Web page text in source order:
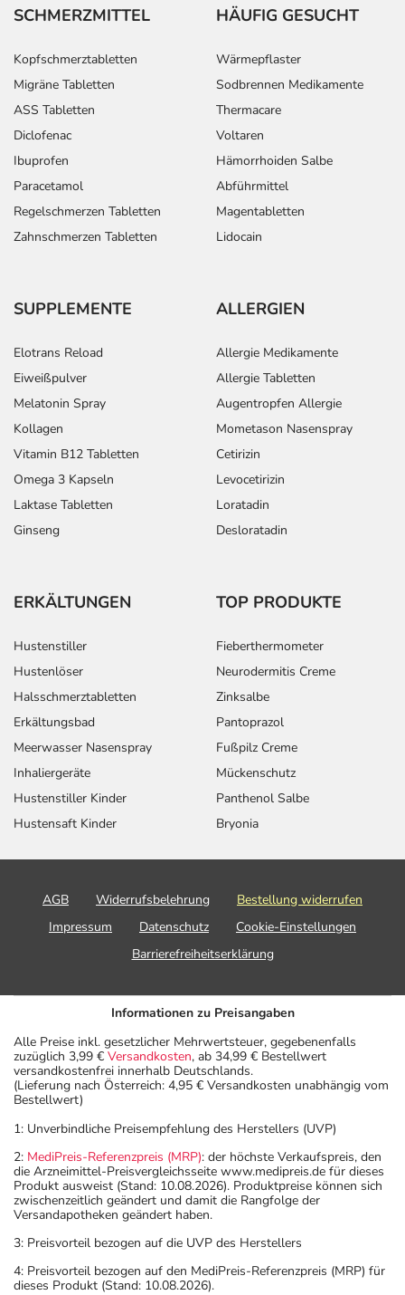
- Eiteransammlung (Abszess) unter der Haut
- Pilzinfektion
- Pilzinfektion der Schleimhaut der Speiseröhre
- Hefepilzinfektion (Candidose) der Mundschleimhaut
- Infektion der Harnwege
- Infektion der Haut
- Entzündung des Unterhautzellgewebes (Zellulitis)
- Blutvergiftung (Sepsis)
- Schock durch Blutvergiftung
- Verminderte Zahl an weißen Blutkörperchen
- Unterzuckerung (Hypoglykämie)
- Lokale Neuropathie
- Missempfindungen
- Taubheitsgefühl
- Erhöhte Berührungsempfindlichkeit
- Schwellung um die Augen
- Lidödem
- Tränende Augen
- Gefäßverengung am Herzen
- Akuter Herzanfall (akutes Koronarsyndrom)
- Brustenge (Angina pectoris)
- Verschluss der Herzkranzgefäße
- Verminderter Blutauswurf aus der Herzkammer
- Abweichendes, von der Herzkammer ausgeworfenes
Blutvolumen
- Verschluss tiefer Gefäße durch Blutpfropf (tiefe
Venenthrombose)
- Wärmegefühl
Bemerken Sie eine Befindlichkeitsstörung oder
Für die Information an dieser Stelle werden vor allem
Nebenwirkungen berücksichtigt, die bei mindestens
einem von 1.000 behandelten Patienten auftreten.
Dosierung
Art der Anwendung?
Nehmen Sie das Arzneimittel mit Flüssigkeit (z.B. 1 Glas
Wasser) ein.
Dauer der Anwendung?
Die Anwendungsdauer richtet sich nach Art der
Beschwerde und/oder Dauer der Erkrankung und wird
deshalb nur von Ihrem Arzt bestimmt.
Setzen Sie sich bei dem Verdacht auf eine Überdosierung
SCHMERZMITTEL
Kopfschmerztabletten
Migräne Tabletten
ASS Tabletten
Diclofenac
Ibuprofen
Paracetamol
Regelschmerzen Tabletten
Zahnschmerzen Tabletten
HÄUFIG GESUCHT
Wärmepflaster
Sodbrennen Medikamente
Thermacare
Voltaren
Hämorrhoiden Salbe
Abführmittel
Magentabletten
Lidocain
SUPPLEMENTE
Elotrans Reload
Eiweißpulver
Melatonin Spray
Kollagen
Vitamin B12 Tabletten
Omega 3 Kapseln
Laktase Tabletten
Ginseng
ALLERGIEN
Allergie Medikamente
Allergie Tabletten
Augentropfen Allergie
Mometason Nasenspray
Cetirizin
Levocetirizin
Loratadin
Desloratadin
ERKÄLTUNGEN
Hustenstiller
Hustenlöser
Halsschmerztabletten
Erkältungsbad
Meerwasser Nasenspray
Inhaliergeräte
Hustenstiller Kinder
Hustensaft Kinder
TOP PRODUKTE
Fieberthermometer
Neurodermitis Creme
Zinksalbe
Pantoprazol
Fußpilz Creme
Mückenschutz
Panthenol Salbe
Bryonia
AGB Widerrufsbelehrung
Bestellung widerrufen
Impressum
Datenschutz
Cookie-Einstellungen
Barrierefreiheitserklärung
Informationen zu Preisangaben
Alle Preise inkl. gesetzlicher Mehrwertsteuer, gegebenenfalls
zuzüglich 3,99 € Versandkosten, ab 34,99 € Bestellwert
versandkostenfrei innerhalb Deutschlands.
(Lieferung nach Österreich: 4,95 € Versandkosten unabhängig vom
Bestellwert)
1: Unverbindliche Preisempfehlung des Herstellers (UVP)
2: MediPreis-Referenzpreis (MRP): der höchste Verkaufspreis, den
die Arzneimittel-Preisvergleichsseite www.medipreis.de für dieses
Produkt ausweist (Stand: 10.08.2026). Produktpreise können sich
zwischenzeitlich geändert und damit die Rangfolge der
Versandapotheken geändert haben.
3: Preisvorteil bezogen auf die UVP des Herstellers
4: Preisvorteil bezogen auf den MediPreis-Referenzpreis (MRP) für
dieses Produkt (Stand: 10.08.2026).